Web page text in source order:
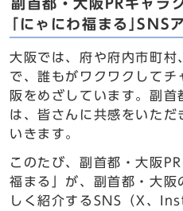
副首都・大阪PRキャラ
｢にゃにわ福まる｣SNS
大阪では、府や府内市町村
で、誰もがワクワクして
阪をめざしています。副
は、皆さんに共感をいただ
いきます。
このたび、副首都・大阪
福まる」が、副首都・大阪
しく紹介するSNS（X、